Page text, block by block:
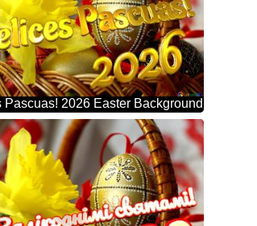
Pascuas! 2026 Easter Background